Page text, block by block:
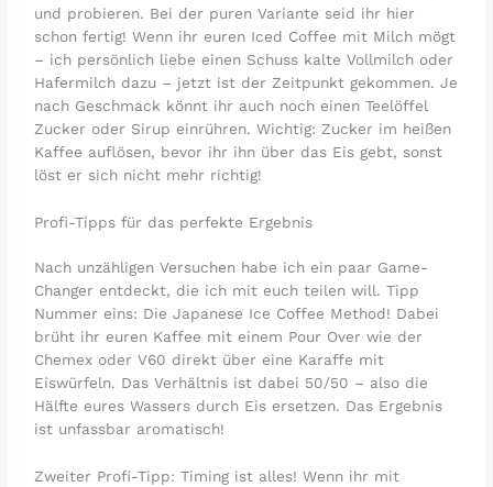
und probieren. Bei der puren Variante seid ihr hier
schon fertig! Wenn ihr euren Iced Coffee mit Milch mögt
– ich persönlich liebe einen Schuss kalte Vollmilch oder
Hafermilch dazu – jetzt ist der Zeitpunkt gekommen. Je
nach Geschmack könnt ihr auch noch einen Teelöffel
Zucker oder Sirup einrühren. Wichtig: Zucker im heißen
Kaffee auflösen, bevor ihr ihn über das Eis gebt, sonst
löst er sich nicht mehr richtig!
Profi-Tipps für das perfekte Ergebnis
Nach unzähligen Versuchen habe ich ein paar Game-
Changer entdeckt, die ich mit euch teilen will. Tipp
Nummer eins: Die Japanese Ice Coffee Method! Dabei
brüht ihr euren Kaffee mit einem Pour Over wie der
Chemex oder V60 direkt über eine Karaffe mit
Eiswürfeln. Das Verhältnis ist dabei 50/50 – also die
Hälfte eures Wassers durch Eis ersetzen. Das Ergebnis
ist unfassbar aromatisch!
Zweiter Profi-Tipp: Timing ist alles! Wenn ihr mit